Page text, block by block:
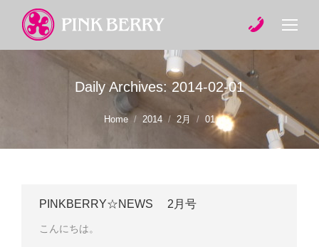
Daily Archives: 2014-02-01
Home 2014 2月 01
PINKBERRY☆NEWS 2月号
こんにちは。